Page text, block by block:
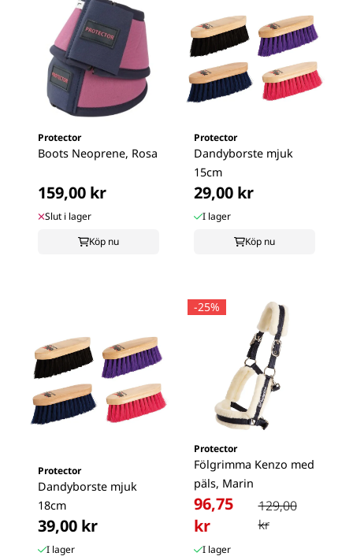
Protector
Boots Neoprene, Rosa
159,00 kr
Slut i lager
Köp nu
Protector
Dandyborste mjuk
15cm
29,00 kr
I lager
Köp nu
Protector
Dandyborste mjuk
18cm
39,00 kr
I lager
-25%
Protector
Fölgrimma Kenzo med
päls, Marin
96,75
kr
129,00
kr
I lager